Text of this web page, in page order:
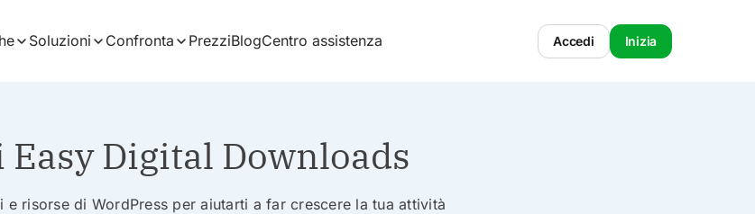
Soluzioni Confronta PrezziBlogCentro assistenza Accedi Inizia
Easy Digital Downloads
e risorse di WordPress per aiutarti a far crescere la tua attività